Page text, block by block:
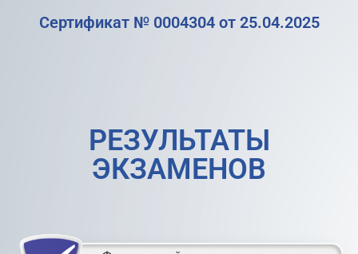
Сертификат № 0004304 от 25.04.2025
РЕЗУЛЬТАТЫ
ЭКЗАМЕНОВ